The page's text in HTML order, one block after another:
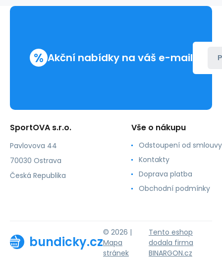
-
% Akční nabídky na váš e-mail
SportOVA s.r.o.
Pavlovova 44
70030 Ostrava
Česká Republika
Vše o nákupu
Odstoupení od smlouvy
Kontakty
Doprava platba
Obchodní podmínky
bundicky.cz
© 2026 |
Mapa
stránek
Tento eshop
dodala firma
BINARGON.cz